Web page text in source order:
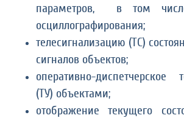
параметров, в том
осциллографирования;
телесигнализацию (ТС)
сигналов объектов;
оперативно-диспетчерское
(ТУ) объектами;
отображение текущего